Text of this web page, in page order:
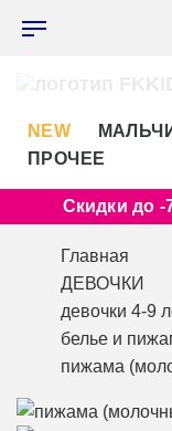
NEW
ПРОЧЕЕ
Скидки до
Главная
ДЕВОЧКИ
девочки 4-9
белье и
пижама